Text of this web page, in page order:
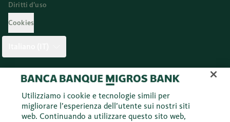
Diritti d’uso
Cookies
Twitter Facebook Blog Instagram Youtube
© 2026 Banca Migros SA
Utilizziamo i cookie e tecnologie simili per
migliorare l’esperienza dell’utente sui nostri siti
web. Continuando a utilizzare questo sito web,